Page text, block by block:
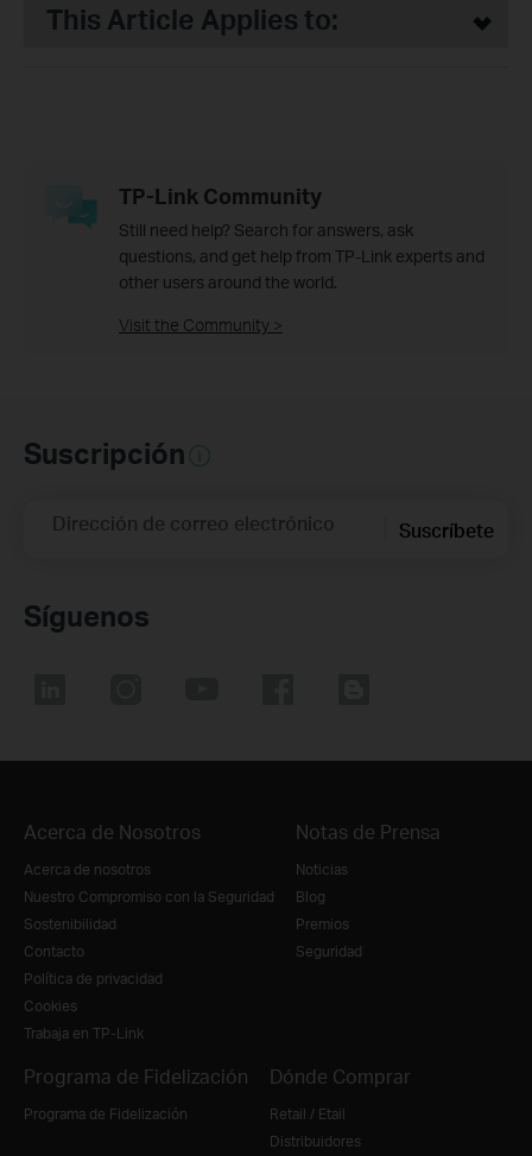
This Article Applies to:
TP-Link Community
Still need help? Search for answers, ask
questions, and get help from TP-Link experts and
other users around the world.
Visit the Community >
Suscripción
Dirección de correo electrónico Suscríbete
Síguenos
Acerca de Nosotros
Acerca de nosotros
Nuestro Compromiso con la Seguridad
Sostenibilidad
Contacto
Política de privacidad
Cookies
Trabaja en TP-Link
Notas de Prensa
Noticias
Blog
Premios
Seguridad
Programa de Fidelización
Programa de Fidelización
Dónde Comprar
Retail / Etail
Distribuidores